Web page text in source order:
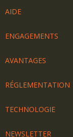
AIDE
ENGAGEMENTS
AVANTAGES
RÉGLEMENTATION
TECHNOLOGIE
NEWSLETTER